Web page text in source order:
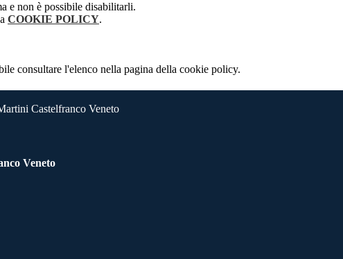
e non è possibile disabilitarli.
COOKIE POLICY.
consultare l'elenco nella pagina della cookie policy.
Castelfranco Veneto
Veneto